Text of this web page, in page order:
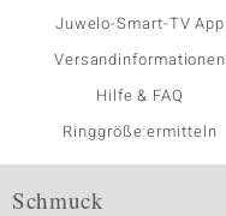
Juwelo-Smart-TV App
Versandinformationen
Hilfe & FAQ
Ringgröße ermitteln
Schmuck